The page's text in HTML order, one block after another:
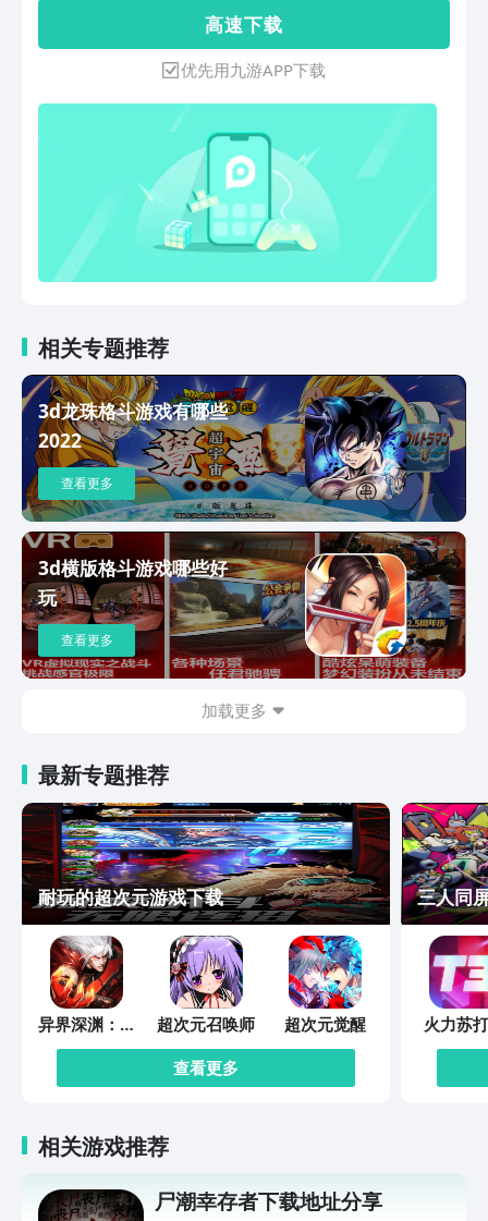
解说的无比激情！ - 扭蛋机与精品商店
——贸易联盟精品商店中更有全新的装备
与装饰等你来购买！
格，唤醒对胜利的渴望。
高 速 下 载
优先用九游APP下载
相关专题推荐
3d龙珠格斗游戏有哪些
2022
查看更多
3d横版格斗游戏哪些好
玩
查看更多
加载更多
最新专题推荐
耐玩的超次元游戏下载
异界深渊：觉
醒
超次元召唤师
超次元觉醒
查看更多
三人同
火力苏
相关游戏推荐
尸潮幸存者下载地址分享